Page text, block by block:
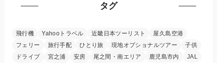
タグ
飛行機 Yahooトラベル 近畿日本ツーリスト
屋久島空港
フェリー
旅行手配 ひとり旅 現地オプショナルツアー
子供
ドライブ
宮之浦 安房 尾之間・南エリア 鹿児島市内
JAL